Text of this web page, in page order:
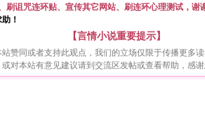
刷诅咒连环贴、宣传其它网站、刷连环心理测试，谢
！
【言情小说重要提示】
赞同或者支持此观点，我们的立场仅限于传播更多
对本站有意见建议请到交流区发帖或查看帮助，感谢